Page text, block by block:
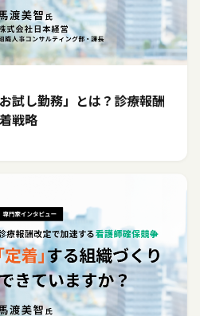
試し勤務」とは？診療報酬
戦略